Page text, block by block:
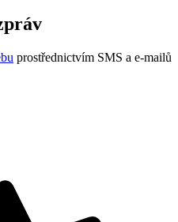
prostřednictvím SMS a e-mailů